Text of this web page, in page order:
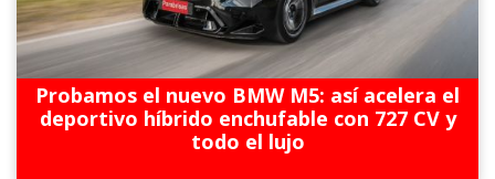
Probamos el nuevo BMW M5: así acelera el
deportivo híbrido enchufable con 727 CV y
todo el lujo